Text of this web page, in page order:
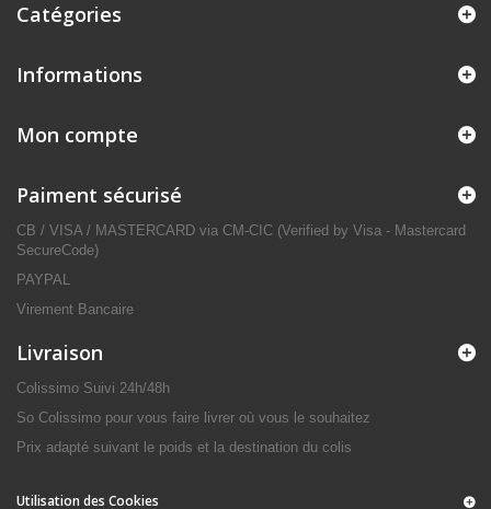
Catégories
Informations
Mon compte
Paiment sécurisé
CB / VISA / MASTERCARD via CM-CIC (Verified by Visa - Mastercard
SecureCode)
PAYPAL
Virement Bancaire
Livraison
Colissimo Suivi 24h/48h
So Colissimo pour vous faire livrer où vous le souhaitez
Prix adapté suivant le poids et la destination du colis
Utilisation des Cookies